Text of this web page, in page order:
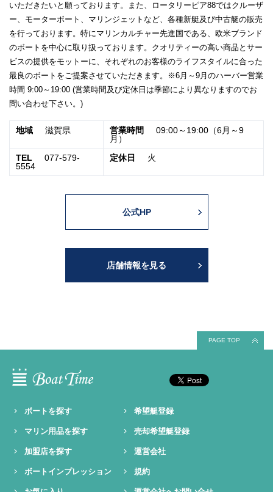
いただきたいと願っております。また、ロータリーピア88ではクルーザ
ー、モーターボート、マリンジェットなど、各種新艇及び中古艇の販売
を行っております。特にマリンカルチャー先進国である、欧米ブランド
のボートを中心に取り扱っております。クオリティーの高い商品とサー
ビスの提供をモットーに、それぞれのお客様のライフスタイルに合った
最良のボートをご提案させていただきます。※6月～9月のハーバー営業
時間 9:00～19:00 (営業時間及び定休日は季節により異なりますのでお
問い合わせ下さい。)
地域 滋賀県 営業時間
09:00～19:00（6月～9
月）
TEL
077-579-
5554
定休日 火
公式HP
店舗情報を見る
PAGE TOP
ボートを探す
マリン用品を探す
加盟店を探す
ボートインプレッション
希望艇登録
売却希望艇登録
運営会社
規約